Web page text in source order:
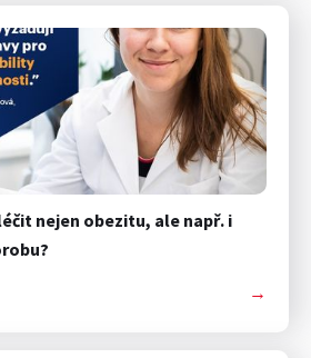
nejen obezitu, ale např. i
→